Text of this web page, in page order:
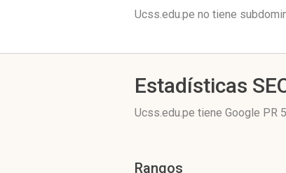
Ucss.edu.pe no tiene
Estadísticas
Ucss.edu.pe tiene Google PR 5
Rangos